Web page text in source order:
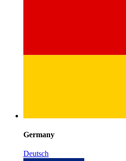
Germany
Deutsch